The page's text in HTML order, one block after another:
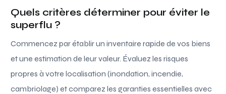
Quels critères déterminer pour éviter le
superflu ?
Commencez par établir un inventaire rapide de vos biens
et une estimation de leur valeur. Évaluez les risques
propres à votre localisation (inondation, incendie,
cambriolage) et comparez les garanties essentielles avec